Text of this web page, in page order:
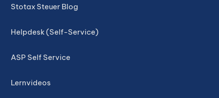
Stotax Steuer Blog
Helpdesk (Self-Service)
ASP Self Service
Lernvideos